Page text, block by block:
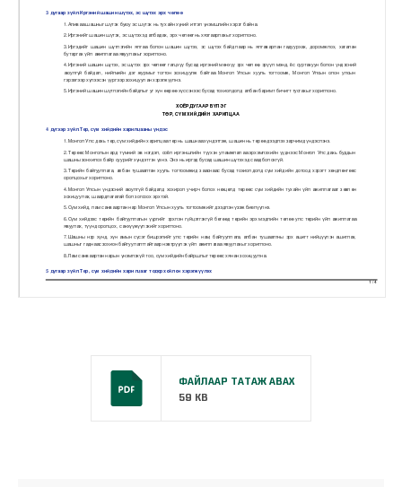
ФАЙЛААР ТАТАЖ АВАХ
59 KB